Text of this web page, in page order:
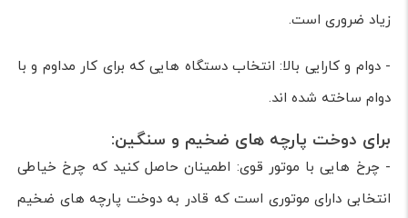
زیاد ضروری است.
- دوام و کارایی بالا: انتخاب دستگاه هایی که برای کار مداوم و با
دوام ساخته شده اند.
برای دوخت پارچه های ضخیم و سنگین:
- چرخ هایی با موتور قوی: اطمینان حاصل کنید که چرخ خیاطی
انتخابی دارای موتوری است که قادر به دوخت پارچه های ضخیم